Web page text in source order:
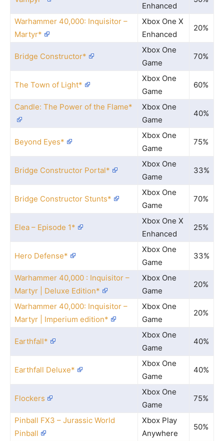
Enhanced
Warhammer 40,000: Inquisitor –
Martyr*
Xbox One X
Enhanced
20%
Bridge Constructor*
Xbox One
Game
70%
The Town of Light*
Xbox One
Game
60%
Candle: The Power of the Flame*
Xbox One
Game
40%
Beyond Eyes*
Xbox One
Game
75%
Bridge Constructor Portal*
Xbox One
Game
33%
Bridge Constructor Stunts*
Xbox One
Game
70%
Elea – Episode 1*
Xbox One X
Enhanced
25%
Hero Defense*
Xbox One
Game
33%
Warhammer 40,000 : Inquisitor –
Martyr | Deluxe Edition*
Xbox One
Game
20%
Warhammer 40,000: Inquisitor –
Martyr | Imperium edition*
Xbox One
Game
20%
Earthfall*
Xbox One
Game
40%
Earthfall Deluxe*
Xbox One
Game
40%
Flockers
Xbox One
Game
75%
Pinball FX3 – Jurassic World
Pinball
Xbox Play
Anywhere
50%